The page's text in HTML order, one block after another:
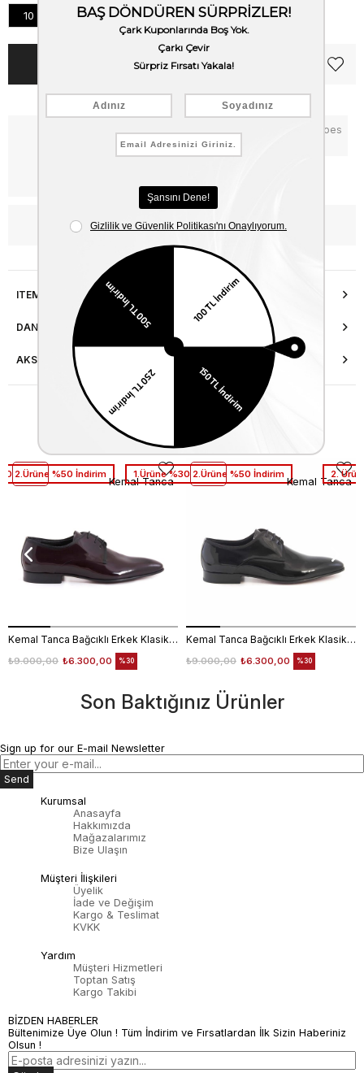
10 5 6 7 8 9
Critical Stock
Notify me when the price goes
down
WhatsApp’tan Bilgi Al
ITEM FEATURES
DANIŞMA HATTI
AKSESUAR ONARIMI
Similar Items
Kemal Tanca Bağcıklı Erkek Klasik Ayakkabı 700
₺6.300,00
₺9.000,00 %30
2.Ürüne %50 İndirim
Kemal Tanca
Kemal Tanca Bağcıklı Erkek Klasik Ayakkabı 700
₺6.300,00
₺9.000,00 %30
1.Ürüne %30 2.Ürüne %50 İndirim
Kemal Tanca
2.
Son Baktığınız Ürünler
Sign up for our E-mail Newsletter
Send
Kurumsal
Anasayfa
Hakkımızda
Mağazalarımız
Bize Ulaşın
Müşteri İlişkileri
Üyelik
İade ve Değişim
Kargo & Teslimat
KVKK
Yardım
Müşteri Hizmetleri
Toptan Satış
Kargo Takibi
BİZDEN HABERLER
Bültenimize Üye Olun ! Tüm İndirim ve Fırsatlardan İlk Sizin Haberiniz
Olsun !